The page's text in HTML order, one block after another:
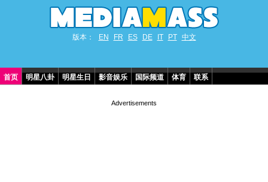
版本： EN FR ES DE IT PT 中文
首页 明星八卦 明星生日 影音娱乐 国际频道 体育 联系